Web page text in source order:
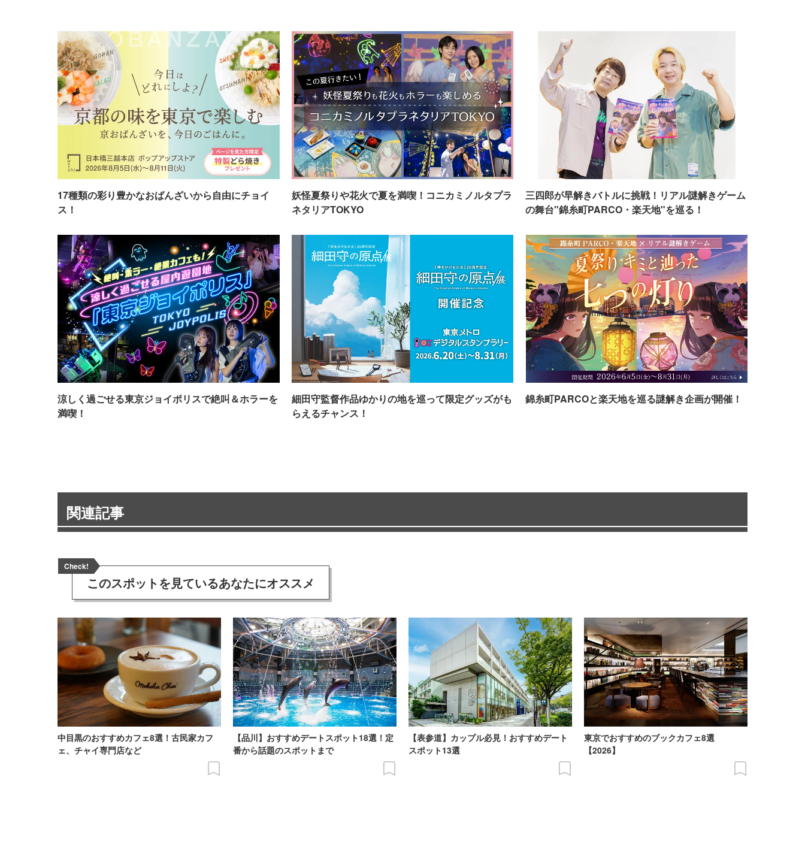
17種類の彩り豊かなおばんざいから自由にチョイ
ス！
妖怪夏祭りや花火で夏を満喫！コニカミノルタプラ
ネタリアTOKYO
三四郎が早解きバトルに挑戦！リアル謎解きゲーム
の舞台"錦糸町PARCO・楽天地"を巡る！
涼しく過ごせる東京ジョイポリスで絶叫＆ホラーを
満喫！
細田守監督作品ゆかりの地を巡って限定グッズがも
らえるチャンス！
錦糸町PARCOと楽天地を巡る謎解き企画が開催！
関連記事
Check!
このスポットを見ているあなたにオススメ
中目黒のおすすめカフェ8選！古民家カフ
ェ、チャイ専門店など
【品川】おすすめデートスポット18選！定
番から話題のスポットまで
【表参道】カップル必見！おすすめデート
スポット13選
東京でおすすめのブックカフェ8選
【2026】